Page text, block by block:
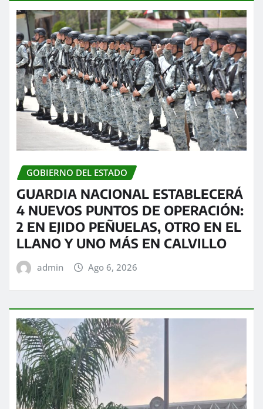
GOBIERNO DEL ESTADO
GUARDIA NACIONAL ESTABLECERÁ
4 NUEVOS PUNTOS DE OPERACIÓN:
2 EN EJIDO PEÑUELAS, OTRO EN EL
LLANO Y UNO MÁS EN CALVILLO
admin Ago 6, 2026